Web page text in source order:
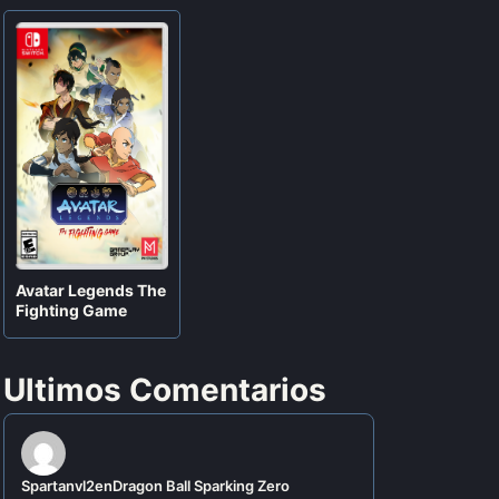
Avatar Legends The
Fighting Game
Ultimos Comentarios
Spartanvl2enDragon Ball Sparking Zero